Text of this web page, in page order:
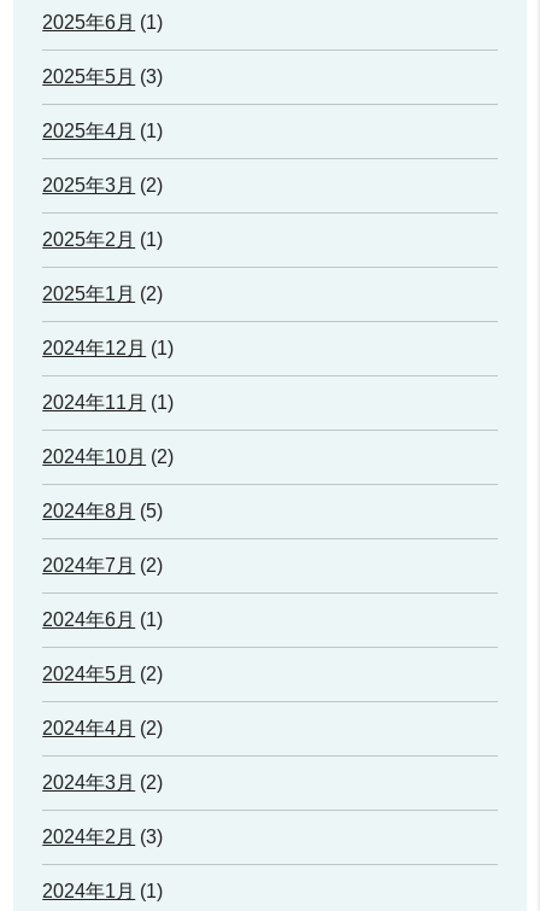
2025年6月 (1)
2025年5月 (3)
2025年4月 (1)
2025年3月 (2)
2025年2月 (1)
2025年1月 (2)
2024年12月 (1)
2024年11月 (1)
2024年10月 (2)
2024年8月 (5)
2024年7月 (2)
2024年6月 (1)
2024年5月 (2)
2024年4月 (2)
2024年3月 (2)
2024年2月 (3)
2024年1月 (1)